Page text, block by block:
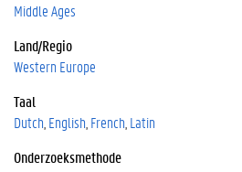
Middle Ages
Land/Regio
Western Europe
Taal
Dutch English French Latin
Onderzoeksmethode